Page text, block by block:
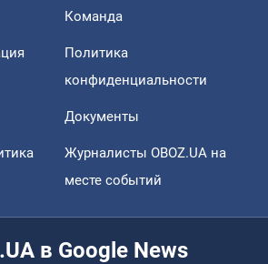
Команда
Политика
конфиденциальности
Документы
Журналисты OBOZ.UA на
месте событий
в Google News